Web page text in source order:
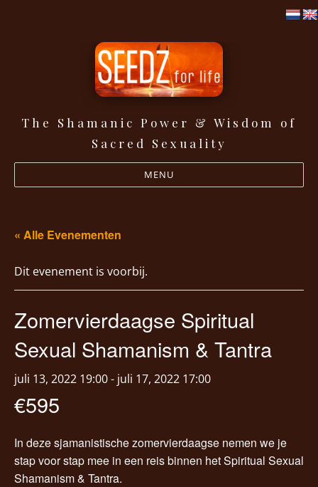
Seedz for life
The Shamanic Power & Wisdom of
Sacred Sexuality
MENU
« Alle Evenementen
Dit evenement is voorbij.
Zomervierdaagse Spiritual
Sexual Shamanism & Tantra
juli 13, 2022 19:00- juli 17, 2022 17:00
€595
In deze sjamanistische zomervierdaagse nemen we je
stap voor stap mee in een reis binnen het Spiritual Sexual
Shamanism & Tantra.